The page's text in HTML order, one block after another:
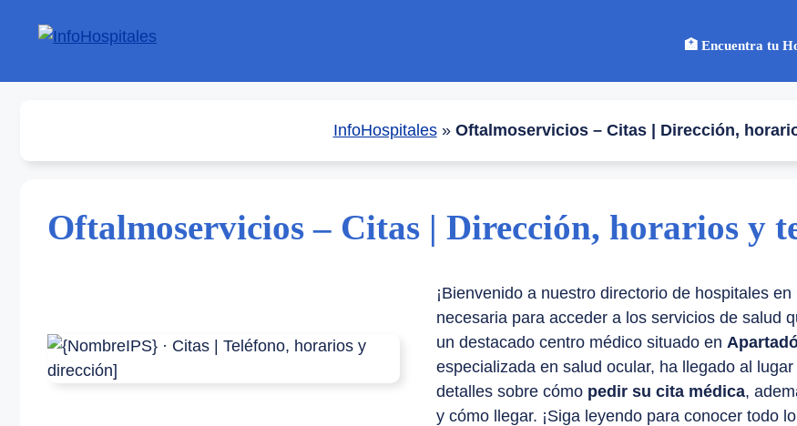
🏥 Encuentra tu
InfoHospitales» Oftalmoservicios – Citas | Dirección,
Oftalmoservicios – Citas | Dirección, horarios y
¡Bienvenido a nuestro directorio de hospitales
necesaria para acceder a los servicios de salud
un destacado centro médico situado en
especializada en salud ocular, ha llegado al
detalles sobre cómo pedir su cita médica,
y cómo llegar. ¡Siga leyendo para conocer todo